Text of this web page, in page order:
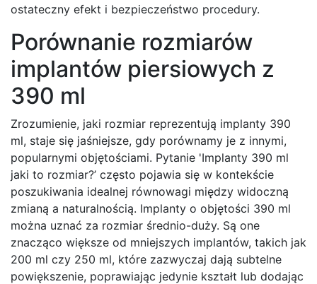
ostateczny efekt i bezpieczeństwo procedury.
Porównanie rozmiarów
implantów piersiowych z
390 ml
Zrozumienie, jaki rozmiar reprezentują implanty 390
ml, staje się jaśniejsze, gdy porównamy je z innymi,
popularnymi objętościami. Pytanie 'Implanty 390 ml
jaki to rozmiar?’ często pojawia się w kontekście
poszukiwania idealnej równowagi między widoczną
zmianą a naturalnością. Implanty o objętości 390 ml
można uznać za rozmiar średnio-duży. Są one
znacząco większe od mniejszych implantów, takich jak
200 ml czy 250 ml, które zazwyczaj dają subtelne
powiększenie, poprawiając jedynie kształt lub dodając